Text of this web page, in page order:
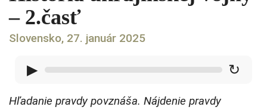
– 2.časť
Slovensko, 27. január 2025
▶ ↻
Hľadanie pravdy povznáša. Nájdenie pravdy